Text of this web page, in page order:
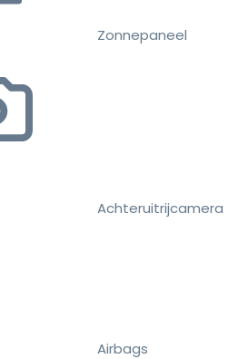
Zonnepaneel
Achteruitrijcamera
Airbags